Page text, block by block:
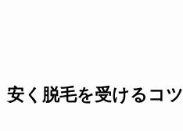
安く脱毛を受けるコツ